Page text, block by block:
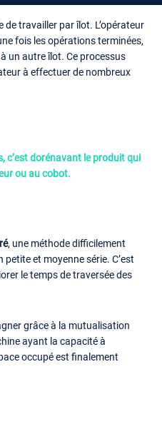
de travailler par îlot. L’opérateur
fois les opérations terminées,
un autre îlot. Ce processus
à effectuer de nombreux
c’est dorénavant le produit qui
ou au cobot.
, une méthode difficilement
et moyenne série. C’est
le temps de traversée des
grâce à la mutualisation
ayant la capacité à
occupé est finalement